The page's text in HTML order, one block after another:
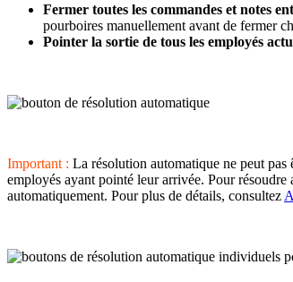
Fermer toutes les commandes et notes
pourboires manuellement avant de fermer
Pointer la sortie de tous les employés
Important : La résolution automatique ne peut pas
employés ayant pointé leur arrivée. Pour
automatiquement. Pour plus de détails, consultez